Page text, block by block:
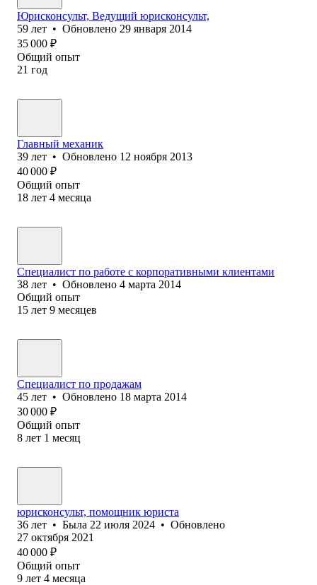
Юрисконсульт, Ведущий юрисконсульт,
59 лет • Обновлено 29 января 2014
35 000 ₽
Общий опыт
21 год
Главный механик
39 лет • Обновлено 12 ноября 2013
40 000 ₽
Общий опыт
18 лет 4 месяца
Специалист по работе с корпоративными клиентами
38 лет • Обновлено 4 марта 2014
Общий опыт
15 лет 9 месяцев
Специалист по продажам
45 лет • Обновлено 18 марта 2014
30 000 ₽
Общий опыт
8 лет 1 месяц
юрисконсульт, помощник юриста
36 лет • Была 22 июля 2024 • Обновлено
27 октября 2021
40 000 ₽
Общий опыт
9 лет 4 месяца